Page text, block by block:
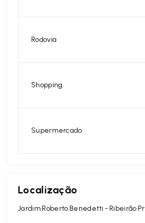
Rodovia
Shopping
Supermercado
Localização
Jardim Roberto Benedetti - Ribeirão